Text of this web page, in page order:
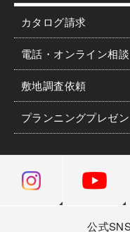
カタログ請求
電話・オンライン相談
敷地調査依頼
プランニングプレゼン
公式